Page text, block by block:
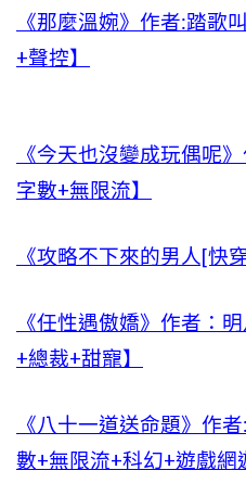
《那麼溫婉》作者:踏歌
+聲控】
《今天也沒變成玩偶呢
字數+無限流】
《攻略不下來的男人[快
《任性遇傲嬌》作者：
+總裁+甜寵】
《八十一道送命題》作
數+無限流+科幻+遊戲網